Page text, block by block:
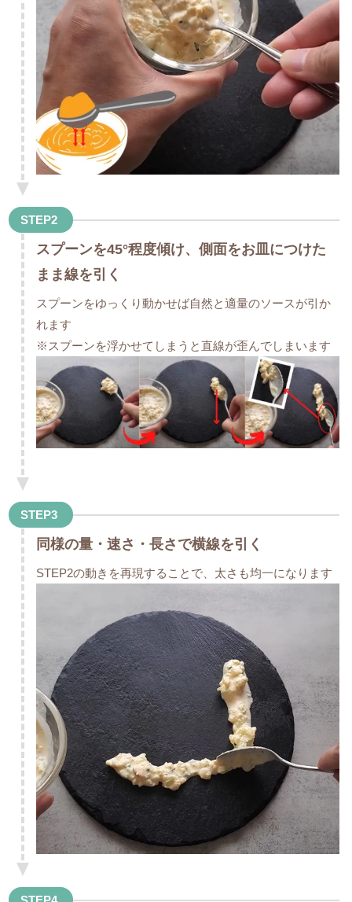
STEP2
スプーンを45°程度傾け、側面をお皿につけた
まま線を引く
スプーンをゆっくり動かせば自然と適量のソースが引か
れます
※スプーンを浮かせてしまうと直線が歪んでしまいます
STEP3
同様の量・速さ・長さで横線を引く
STEP2の動きを再現することで、太さも均一になります